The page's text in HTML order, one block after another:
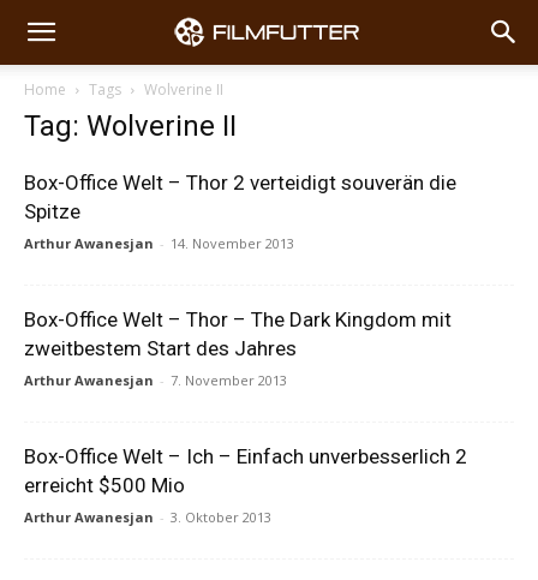
Home Tags Wolverine II
Tag: Wolverine II
Box-Office Welt – Thor 2 verteidigt souverän die
Spitze
Arthur Awanesjan - 14. November 2013
Box-Office Welt – Thor – The Dark Kingdom mit
zweitbestem Start des Jahres
Arthur Awanesjan - 7. November 2013
Box-Office Welt – Ich – Einfach unverbesserlich 2
erreicht $500 Mio
Arthur Awanesjan - 3. Oktober 2013